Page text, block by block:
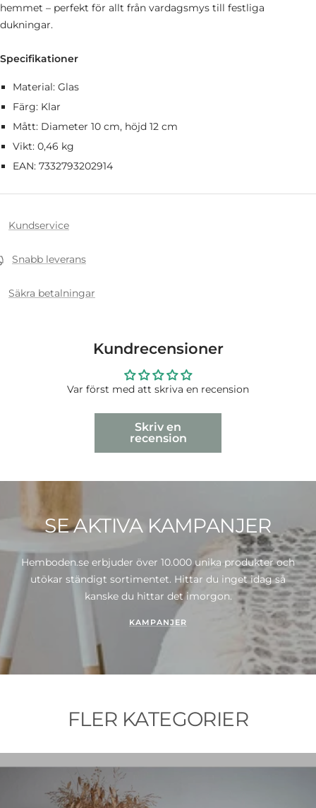
hemmet – perfekt för allt från vardagsmys till festliga
dukningar.
Specifikationer
Material: Glas
Färg: Klar
Mått: Diameter 10 cm, höjd 12 cm
Vikt: 0,46 kg
EAN: 7332793202914
Kundservice
Snabb leverans
Säkra betalningar
Kundrecensioner
Var först med att skriva en recension
Skriv en
recension
SE AKTIVA KAMPANJER
Hemboden.se erbjuder över 10.000 unika produkter och
utökar ständigt sortimentet. Hittar du inget idag så
kanske du hittar det imorgon.
KAMPANJER
FLER KATEGORIER